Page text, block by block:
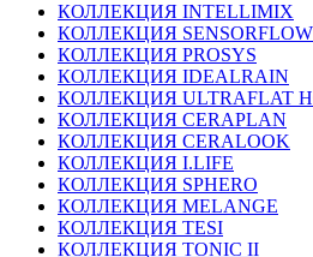
КОЛЛЕКЦИЯ INTELLIMIX
КОЛЛЕКЦИЯ
КОЛЛЕКЦИЯ PROSYS
КОЛЛЕКЦИЯ IDEALRAIN
КОЛЛЕКЦИЯ ULTRAFLAT
КОЛЛЕКЦИЯ CERAPLAN
КОЛЛЕКЦИЯ CERALOOK
КОЛЛЕКЦИЯ I.LIFE
КОЛЛЕКЦИЯ SPHERO
КОЛЛЕКЦИЯ MELANGE
КОЛЛЕКЦИЯ TESI
КОЛЛЕКЦИЯ TONIC II